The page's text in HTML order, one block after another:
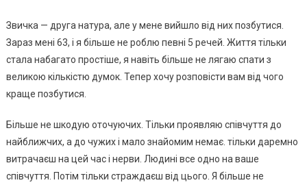
Звичка — друга натура, але у мене вийшло від них позбутися.
Зараз мені 63, і я більше не роблю певні 5 речей. Життя тільки
стала набагато простіше, я навіть більше не лягаю спати з
великою кількістю думок. Тепер хочу розповісти вам від чого
краще позбутися.
Більше не шкодую оточуючих. Тільки проявляю співчуття до
найближчих, а до чужих і мало знайомим немає. тільки даремно
витрачаєш на цей час і нерви. Людині все одно на ваше
співчуття. Потім тільки страждаєш від цього. Я більше не